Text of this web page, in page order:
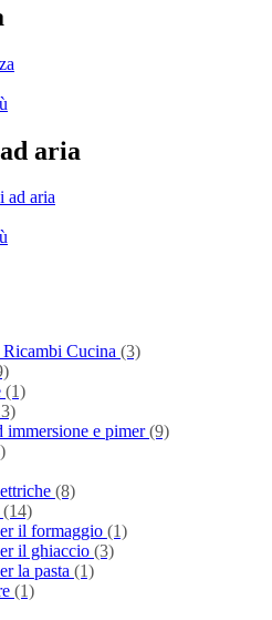
aria
Ricambi Cucina (3)
(1)
immersione e pimer(9)
(8)
(14)
il formaggio (1)
il ghiaccio (3)
la pasta (1)
(1)